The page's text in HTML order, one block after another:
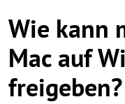
Wie kann
Mac auf
freigeben?